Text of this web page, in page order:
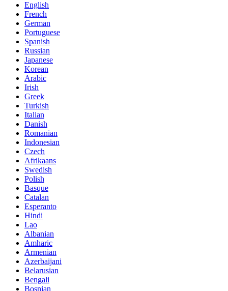
English
French
German
Portuguese
Spanish
Russian
Japanese
Korean
Arabic
Irish
Greek
Turkish
Italian
Danish
Romanian
Indonesian
Czech
Afrikaans
Swedish
Polish
Basque
Catalan
Esperanto
Hindi
Lao
Albanian
Amharic
Armenian
Azerbaijani
Belarusian
Bengali
Bosnian